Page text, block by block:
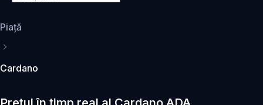
Piaţă
Cardano